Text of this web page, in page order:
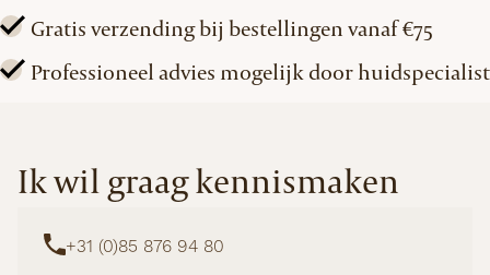
Gratis verzending bij bestellingen vanaf €75
Professioneel advies mogelijk door huidspecialist
Ik wil graag kennismaken
+31 (0)85 876 94 80